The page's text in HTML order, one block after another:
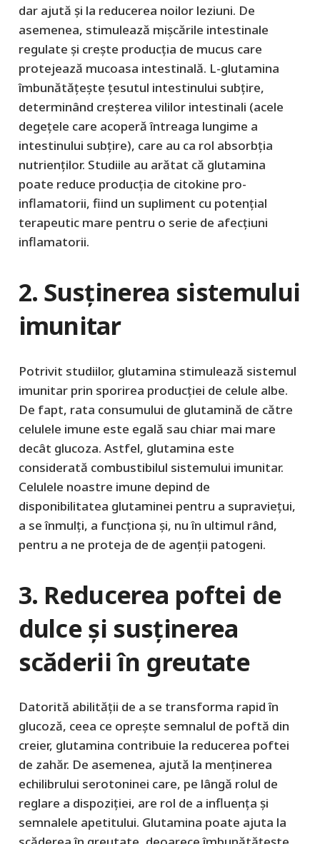
dar ajută și la reducerea noilor leziuni. De
asemenea, stimulează mișcările intestinale
regulate și crește producția de mucus care
protejează mucoasa intestinală. L-glutamina
îmbunătățește țesutul intestinului subțire,
determinând creșterea vililor intestinali (acele
degețele care acoperă întreaga lungime a
intestinului subțire), care au ca rol absorbția
nutrienților. Studiile au arătat că glutamina
poate reduce producția de citokine pro-
inflamatorii, fiind un supliment cu potențial
terapeutic mare pentru o serie de afecțiuni
inflamatorii.
2. Susținerea sistemului
imunitar
Potrivit studiilor, glutamina stimulează sistemul
imunitar prin sporirea producției de celule albe.
De fapt, rata consumului de glutamină de către
celulele imune este egală sau chiar mai mare
decât glucoza. Astfel, glutamina este
considerată combustibilul sistemului imunitar.
Celulele noastre imune depind de
disponibilitatea glutaminei pentru a supraviețui,
a se înmulți, a funcționa și, nu în ultimul rând,
pentru a ne proteja de de agenții patogeni.
3. Reducerea poftei de
dulce și susținerea
scăderii în greutate
Datorită abilității de a se transforma rapid în
glucoză, ceea ce oprește semnalul de poftă din
creier, glutamina contribuie la reducerea poftei
de zahăr. De asemenea, ajută la menținerea
echilibrului serotoninei care, pe lângă rolul de
reglare a dispoziției, are rol de a influența și
semnalele apetitului. Glutamina poate ajuta la